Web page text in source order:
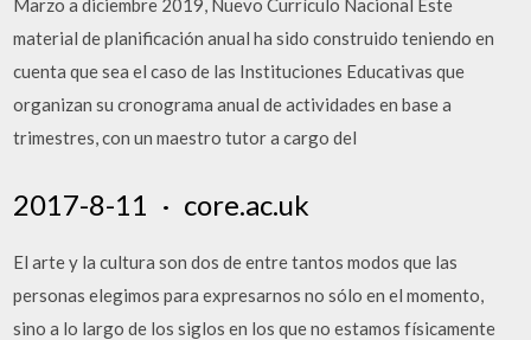
Marzo a diciembre 2019, Nuevo Currículo Nacional Este
material de planificación anual ha sido construido teniendo en
cuenta que sea el caso de las Instituciones Educativas que
organizan su cronograma anual de actividades en base a
trimestres, con un maestro tutor a cargo del
2017-8-11 · core.ac.uk
El arte y la cultura son dos de entre tantos modos que las
personas elegimos para expresarnos no sólo en el momento,
sino a lo largo de los siglos en los que no estamos físicamente